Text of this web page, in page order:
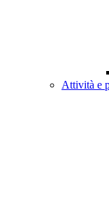
Attività e